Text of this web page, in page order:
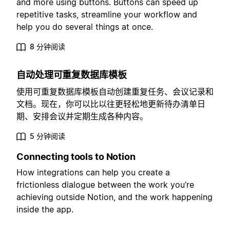
and more using buttons. Buttons can speed up
repetitive tasks, streamline your workflow and
help you do several things at once.
8 分钟阅读
自动处理可重复数据库模板
使用可重复数据库模板自动创建重复任务、会议记录和
文档。现在，你可以比以往更轻松地更新待办清单日
期、安排会议并定期生成各种内容。
5 分钟阅读
Connecting tools to Notion
How integrations can help you create a
frictionless dialogue between the work you’re
achieving outside Notion, and the work happening
inside the app.